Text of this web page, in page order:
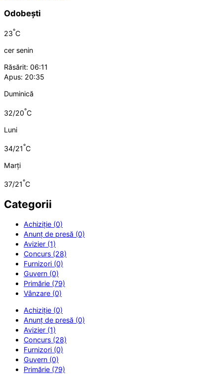
Odobești
23°C
cer senin
Răsărit: 06:11
Apus: 20:35
Duminică
32/20°C
Luni
34/21°C
Marți
37/21°C
Categorii
Achiziție (0)
Anunț de presă (0)
Avizier (1)
Concurs (28)
Furnizori (0)
Guvern (0)
Primărie (79)
Vânzare (0)
Achiziție (0)
Anunț de presă (0)
Avizier (1)
Concurs (28)
Furnizori (0)
Guvern (0)
Primărie (79)